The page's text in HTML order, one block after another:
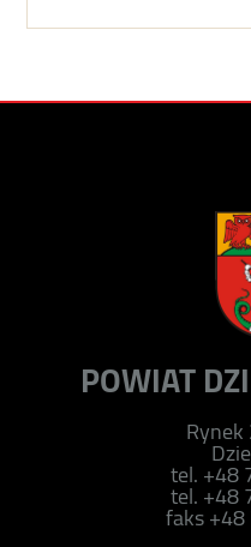
POWIAT
tel. +48
tel. +48
faks